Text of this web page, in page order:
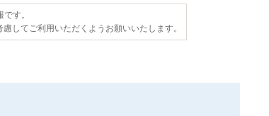
す。
してご利用いただくようお願いいたします。